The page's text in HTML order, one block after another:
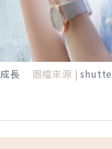
長 圖檔來源 |